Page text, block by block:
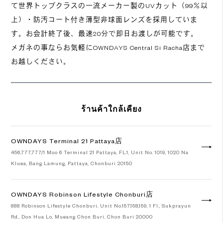
て世界トップクラスの一流メーカー製のUVカット（99％以
上）・防汚コート付き薄型非球面レンズを採用していま
す。お会計終了後、最速20分で即日お渡しが可能です。
メガネの事ならお気軽にOWNDAYS Central Si Racha店まで
お越しください。
ร้านค้าใกล้เคียง
OWNDAYS Terminal 21 Pattaya店
456,777,777/1 Moo 6 Terminal 21 Pattaya, FL.1, Unit No. 1019, 1020 Na
Kluea, Bang Lamung, Pattaya, Chonburi 20150
OWNDAYS Robinson Lifestyle Chonburi店
888 Robinson Lifestyle Chonburi, Unit No.157,158,159, 1 Fl., Sukprayun
Rd., Don Hua Lo, Mueang Chon Buri, Chon Buri 20000